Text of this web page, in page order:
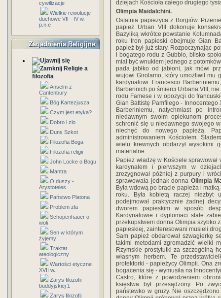
cywilizacje
Wielkie rewolucje
duchowe VII - IV w.
p.n.e
Zagadnienia Religijne
Religie a
filozofia
Anselm z
Cantenbury
Bóg Kartezjusza
Czym jest etyka?
Dobro i zlo
Duns Szkot
Filozofia Boga
Filozofia religii
John Locke o Bogu
Mantra
O duszy -
Arystoteles
Państwo Platona
Problem zła
Schopenhauer o
woli
Sen w którym
żyjemy
Traktat
ateologiczny
Wartości etyczne
XVII w.
Zarys filozofii
buddyjskiej 1
Zarys filozofii
dziejach Kościoła całego drugiego
Olimpia Maidalchini.
Ostatnia papieżyca z Borgiów.
papież Urban VIII dokonuje
Bazyliką wkrótce powstanie
roku tron papieski obejmuje Gian
papież był już stary. Rozpoczynając
i bogatego rodu z Gubbio, blisko
miał być wnukiem jednego z
pada jabłko od jabłoni, jak mówi
wujowi Girolamo, który umożliwił mu
kardynałowi Francesco
Barberinich po śmierci Urbana VIII,
rodu Famese i w opozycji do
Gian Battistę Pamfilego - Innocentego
Barberiniemu, natychmiast po
niedawnym swoim opiekunom
schronić się u niedawnego swojego
niechęć do nowego papieża.
administrowaniem Kościołem.
wielu krewnych obdarzył wysokimi
materialne.
Papież władzę w Kościele
kardynałem i pierwszym w
zrezygnował później z purpury i
sprawowała jednak donna Olimpia
Była wdową po bracie papieża i
roku. Była kobietą raczej niezbyt
podejmował praktycznie żadnej
dworem papieskim w sposób
Kardynałowie i dyplomaci stale
przekupstwem donna Olimpia szybko
papieskiej, zainteresowani musieli
Sam papież obdarował szwagierkę
takimi metodami zgromadzić wielki
Rzymskie prostytutki za szczególną
własnym herbem. Te
protektorki - papieżycy Olimpii. Ona
bogacenia się - wymusiła na
Castro, które z powodzeniem
księstwa był przesądzony. Po
państewko w gruzy. Nie